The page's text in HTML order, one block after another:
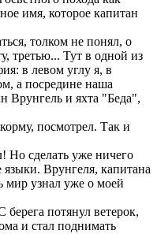
имя, которое капитан
толком не понял, о
третью... Тут в одной из
в левом углу я, в
а посредине наша
Врунгель и яхта "Беда",
посмотрел. Так и
сделать уже ничего
Врунгеля, капитана
мир узнал уже о моей
потянул ветерок,
и стал поднимать